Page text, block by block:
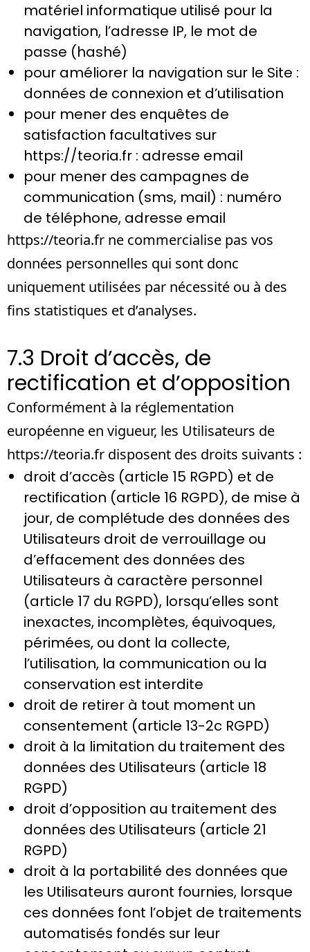
matériel informatique utilisé pour la
navigation, l’adresse IP, le mot de
passe (hashé)
pour améliorer la navigation sur le Site :
données de connexion et d’utilisation
pour mener des enquêtes de
satisfaction facultatives sur
https://teoria.fr : adresse email
pour mener des campagnes de
communication (sms, mail) : numéro
de téléphone, adresse email
https://teoria.fr ne commercialise pas vos
données personnelles qui sont donc
uniquement utilisées par nécessité ou à des
fins statistiques et d’analyses.
7.3 Droit d’accès, de
rectification et d’opposition
Conformément à la réglementation
européenne en vigueur, les Utilisateurs de
https://teoria.fr disposent des droits suivants :
droit d’accès (article 15 RGPD) et de
rectification (article 16 RGPD), de mise à
jour, de complétude des données des
Utilisateurs droit de verrouillage ou
d’effacement des données des
Utilisateurs à caractère personnel
(article 17 du RGPD), lorsqu’elles sont
inexactes, incomplètes, équivoques,
périmées, ou dont la collecte,
l’utilisation, la communication ou la
conservation est interdite
droit de retirer à tout moment un
consentement (article 13-2c RGPD)
droit à la limitation du traitement des
données des Utilisateurs (article 18
RGPD)
droit d’opposition au traitement des
données des Utilisateurs (article 21
RGPD)
droit à la portabilité des données que
les Utilisateurs auront fournies, lorsque
ces données font l’objet de traitements
automatisés fondés sur leur